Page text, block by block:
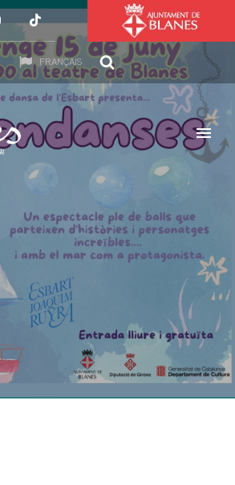
FRANÇAIS